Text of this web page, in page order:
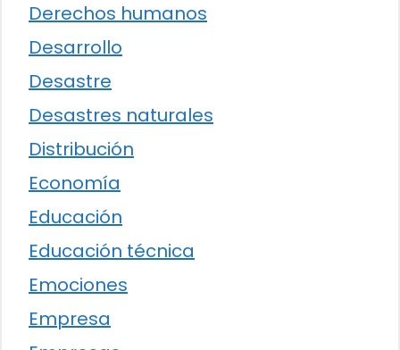
Derechos humanos
Desarrollo
Desastre
Desastres naturales
Distribución
Economía
Educación
Educación técnica
Emociones
Empresa